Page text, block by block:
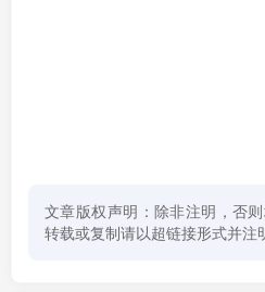
文章版权声明：除非注明，否
转载或复制请以超链接形式并注